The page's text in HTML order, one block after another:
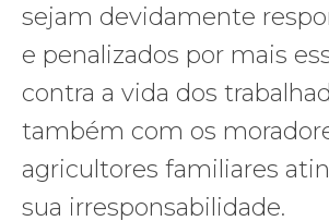
sejam devidamente
e penalizados por mais
contra a vida dos
também com os
agricultores familiares
sua irresponsabilidade.